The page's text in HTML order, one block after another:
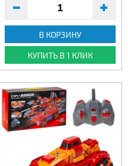
В КОРЗИНУ
КУПИТЬ В 1 КЛИК